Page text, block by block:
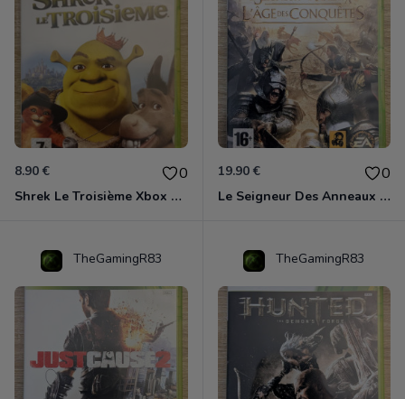
8.90 € 0
Shrek Le Troisième Xbox 360
19.90 € 0
Le Seigneur Des Anneaux - L'âge Des Conquêtes Xbox 360
TheGamingR83 TheGamingR83